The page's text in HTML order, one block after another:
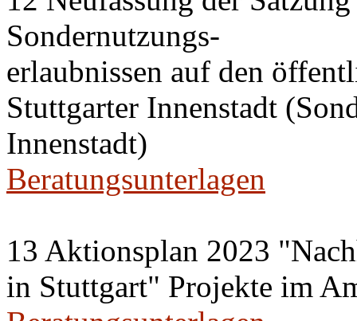
Sondernutzungs-
erlaubnissen auf den
Stuttgarter Innenstadt
Innenstadt)
Beratungsunterlagen
13 Aktionsplan 2023
in Stuttgart" Projekte im